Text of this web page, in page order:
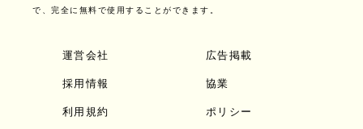
で、完全に無料で使用することができます。
運営会社 広告掲載
採用情報 協業
利用規約 ポリシー